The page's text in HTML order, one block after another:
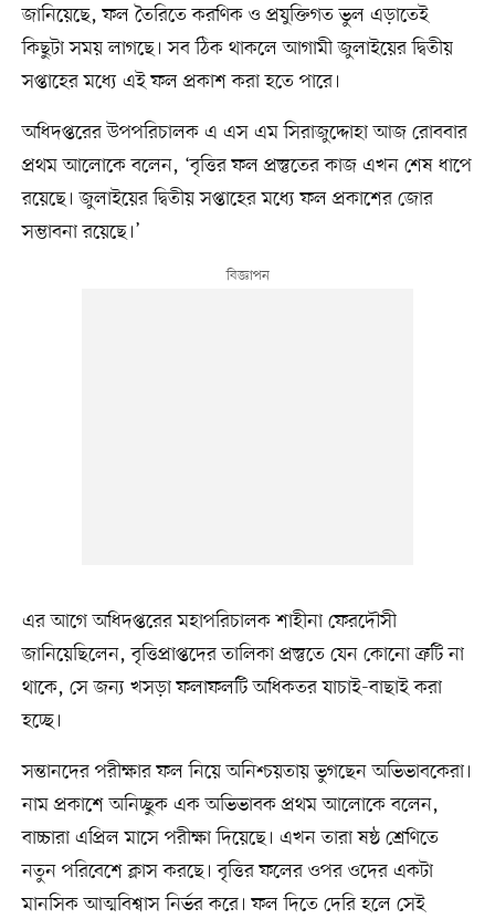
জানিয়েছে, ফল তৈরিতে করণিক ও প্রযুক্তিগত ভুল এড়াতেই
কিছুটা সময় লাগছে। সব ঠিক থাকলে আগামী জুলাইয়ের দ্বিতীয়
সপ্তাহের মধ্যে এই ফল প্রকাশ করা হতে পারে।
অধিদপ্তরের উপপরিচালক এ এস এম সিরাজুদ্দোহা আজ রোববার
প্রথম আলোকে বলেন, ‘বৃত্তির ফল প্রস্তুতের কাজ এখন শেষ ধাপে
রয়েছে। জুলাইয়ের দ্বিতীয় সপ্তাহের মধ্যে ফল প্রকাশের জোর
সম্ভাবনা রয়েছে।’
এর আগে অধিদপ্তরের মহাপরিচালক শাহীনা ফেরদৌসী
জানিয়েছিলেন, বৃত্তিপ্রাপ্তদের তালিকা প্রস্তুতে যেন কোনো ত্রুটি না
থাকে, সে জন্য খসড়া ফলাফলটি অধিকতর যাচাই-বাছাই করা
হচ্ছে।
সন্তানদের পরীক্ষার ফল নিয়ে অনিশ্চয়তায় ভুগছেন অভিভাবকেরা।
নাম প্রকাশে অনিচ্ছুক এক অভিভাবক প্রথম আলোকে বলেন,
বাচ্চারা এপ্রিল মাসে পরীক্ষা দিয়েছে। এখন তারা ষষ্ঠ শ্রেণিতে
নতুন পরিবেশে ক্লাস করছে। বৃত্তির ফলের ওপর ওদের একটা
মানসিক আত্মবিশ্বাস নির্ভর করে। ফল দিতে দেরি হলে সেই